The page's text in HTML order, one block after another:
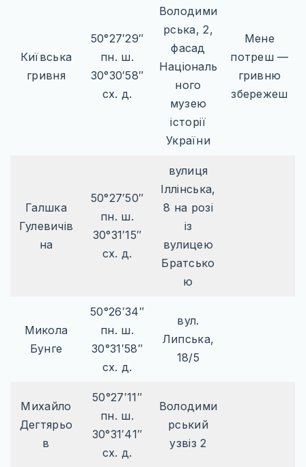
Київська
гривня
50°27′29″
пн. ш.
30°30′58″
сх. д.
Володими
рська, 2,
фасад
Національ
ного
музею
історії
України
Мене
потреш —
гривню
збережеш
Галшка
Гулевичів
на
50°27′50″
пн. ш.
30°31′15″
сх. д.
вулиця
Іллінська,
8 на розі
із
вулицею
Братсько
ю
Микола
Бунге
50°26′34″
пн. ш.
30°31′58″
сх. д.
вул.
Липська,
18/5
Михайло
Дегтярьо
в
50°27′11″
пн. ш.
30°31′41″
сх. д.
Володими
рський
узвіз 2